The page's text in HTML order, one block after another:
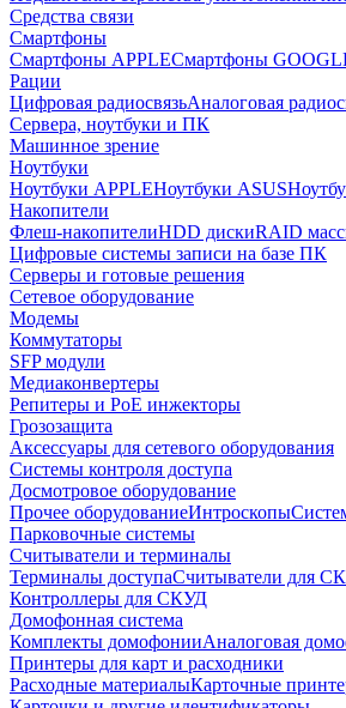
Средства связи
Смартфоны
Смартфоны APPLEСмартфоны
Рации
Цифровая радиосвязьАналоговая
Сервера, ноутбуки и ПК
Машинное зрение
Ноутбуки
Ноутбуки APPLEНоутбуки ASUS
Накопители
Флеш-накопителиHDD дискиRAID
Цифровые системы записи на базе ПК
Серверы и готовые решения
Сетевое оборудование
Модемы
Коммутаторы
SFP модули
Медиаконвертеры
Репитеры и PoE инжекторы
Грозозащита
Аксессуары для сетевого оборудования
Системы контроля доступа
Досмотровое оборудование
Прочее оборудованиеИнтроскопы
Парковочные системы
Считыватели и терминалы
Терминалы доступаСчитыватели для
Контроллеры для СКУД
Домофонная система
Комплекты домофонииАналоговая
Принтеры для карт и расходники
Расходные материалыКарточные